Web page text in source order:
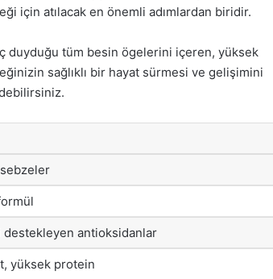
için atılacak en önemli adımlardan biridir.
duyduğu tüm besin ögelerini içeren, yüksek
sağlıklı bir hayat sürmesi ve gelişimini
destekleyen antioksidanlar
yüksek protein